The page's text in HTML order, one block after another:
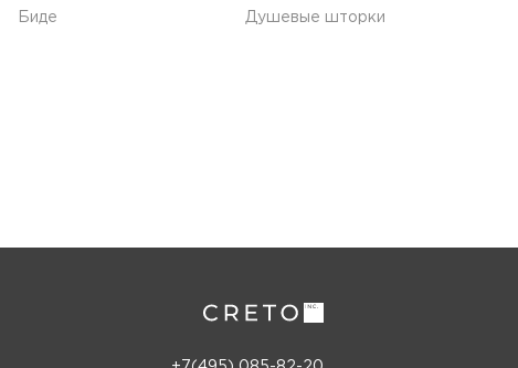
Биде Душевые шторки